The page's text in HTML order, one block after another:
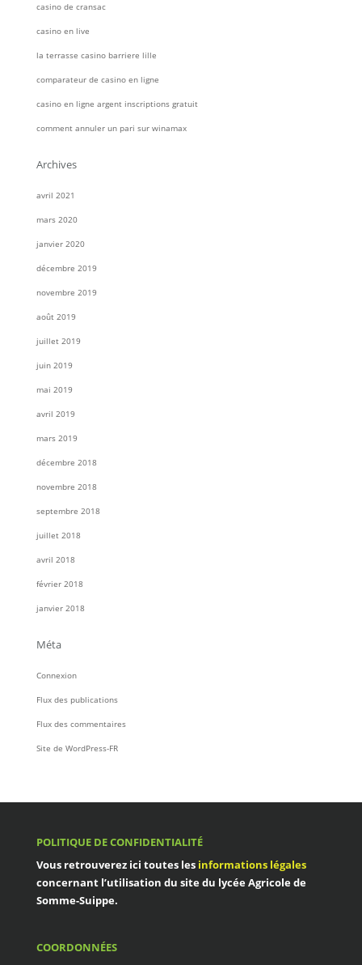
casino de cransac
casino en live
la terrasse casino barriere lille
comparateur de casino en ligne
casino en ligne argent inscriptions gratuit
comment annuler un pari sur winamax
Archives
avril 2021
mars 2020
janvier 2020
décembre 2019
novembre 2019
août 2019
juillet 2019
juin 2019
mai 2019
avril 2019
mars 2019
décembre 2018
novembre 2018
septembre 2018
juillet 2018
avril 2018
février 2018
janvier 2018
Méta
Connexion
Flux des publications
Flux des commentaires
Site de WordPress-FR
POLITIQUE DE CONFIDENTIALITÉ
Vous retrouverez ici toutes les informations légales
concernant l’utilisation du site du lycée Agricole de
Somme-Suippe.
COORDONNÉES